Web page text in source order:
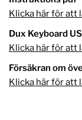
Klicka här för att
Dux Keyboard
Klicka här för att
Försäkran om
Klicka här för att